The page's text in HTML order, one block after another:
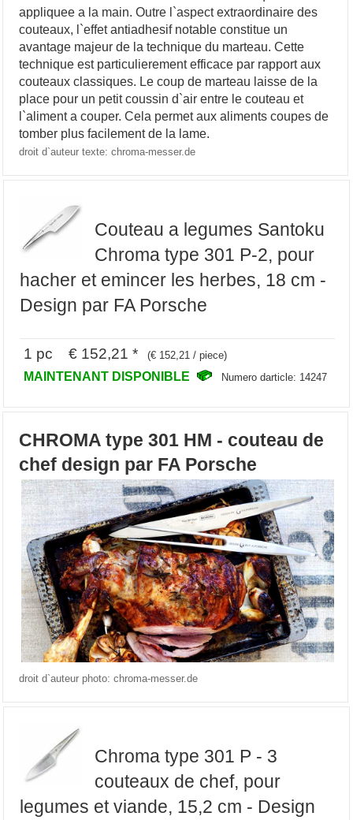
appliquee a la main. Outre l`aspect extraordinaire des
couteaux, l`effet antiadhesif notable constitue un
avantage majeur de la technique du marteau. Cette
technique est particulierement efficace par rapport aux
couteaux classiques. Le coup de marteau laisse de la
place pour un petit coussin d`air entre le couteau et
l`aliment a couper. Cela permet aux aliments coupes de
tomber plus facilement de la lame.
droit d`auteur texte: chroma-messer.de
Couteau a legumes Santoku
Chroma type 301 P-2, pour
hacher et emincer les herbes, 18 cm -
Design par FA Porsche
1 pc € 152,21 * (€ 152,21 / piece)
MAINTENANT DISPONIBLE Numero darticle: 14247
CHROMA type 301 HM - couteau de
chef design par FA Porsche
droit d`auteur photo: chroma-messer.de
Chroma type 301 P - 3
couteaux de chef, pour
legumes et viande, 15,2 cm - Design